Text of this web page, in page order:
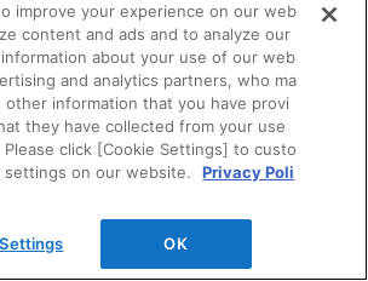
料請求
ロード
ミュレーション
improve your experience on our web
content and ads and to analyze our
about your use of our web
and analytics partners, who ma
information that you have provi
they have collected from your use
click [Cookie Settings] to custo
settings on our website.
Privacy Poli
OK